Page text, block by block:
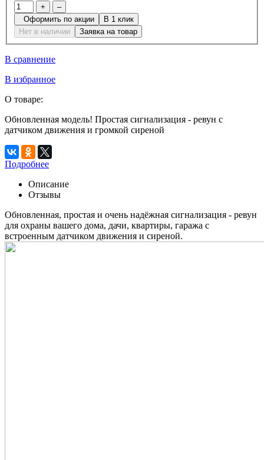
+
–
Оформить по акции
В 1 клик
Нет в наличии
Заявка на товар
В сравнение
В избранное
О товаре:
Обновленная модель! Простая сигнализация - ревун с
датчиком движения и громкой сиреной
Подробнее
Описание
Отзывы
Обновленная, простая и очень надёжная сигнализация - ревун
для охраны вашего дома, дачи, квартиры, гаража c
встроенным датчиком движения и сиреной.